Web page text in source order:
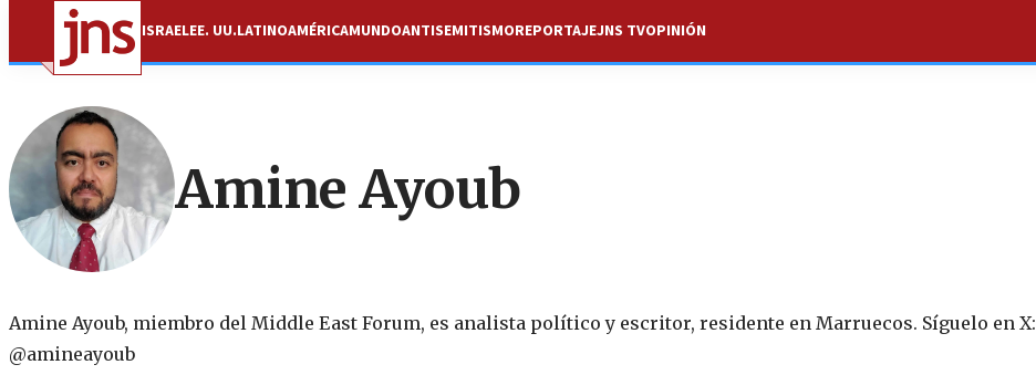
ISRAELEE. UU.LATINOAMÉRICAMUNDOANTISEMITISMOREPORTAJEJNS TVOPINIÓN
Amine Ayoub
Amine Ayoub, miembro del Middle East Forum, es analista político y escritor, residente en Marruecos. Síguelo en X:
@amineayoub